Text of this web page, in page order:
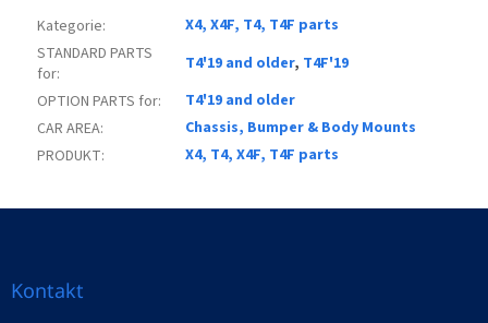
Kategorie:
X4, X4F, T4, T4F parts
STANDARD PARTS
for: T4'19 and older, T4F'19
OPTION PARTS for:
T4'19 and older
CAR AREA:
Chassis, Bumper & Body Mounts
PRODUKT: X4, T4, X4F, T4F parts
Kontakt